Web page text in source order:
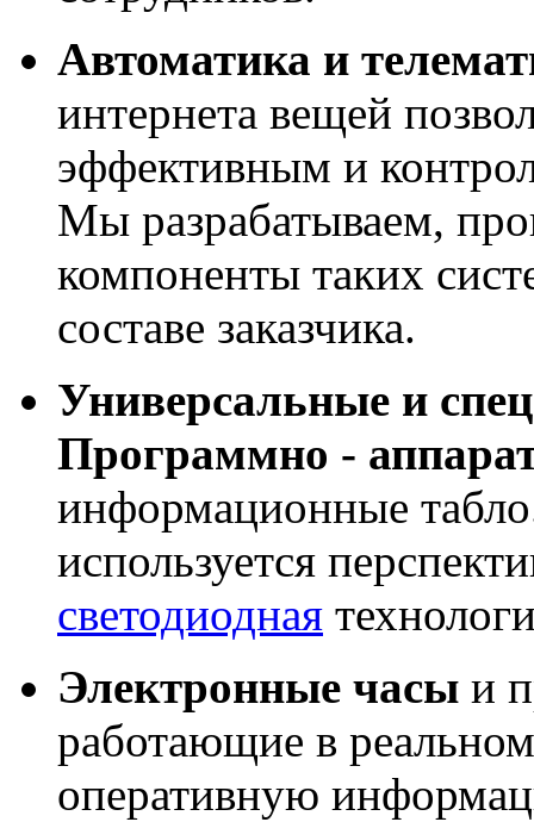
Автоматика и
интернета вещей
эффективным и
Мы разрабатываем,
компоненты таких
составе заказчика.
Универсальные и
Программно -
информационные
используется
светодиодная
Электронные часы и
работающие в
оперативную